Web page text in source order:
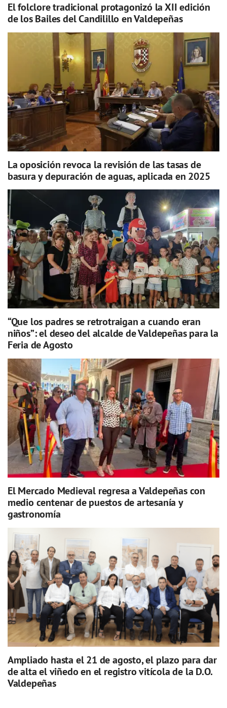
El folclore tradicional protagonizó la XII edición
de los Bailes del Candilillo en Valdepeñas
La oposición revoca la revisión de las tasas de
basura y depuración de aguas, aplicada en 2025
“Que los padres se retrotraigan a cuando eran
niños”: el deseo del alcalde de Valdepeñas para la
Feria de Agosto
El Mercado Medieval regresa a Valdepeñas con
medio centenar de puestos de artesanía y
gastronomía
Ampliado hasta el 21 de agosto, el plazo para dar
de alta el viñedo en el registro vitícola de la D.O.
Valdepeñas